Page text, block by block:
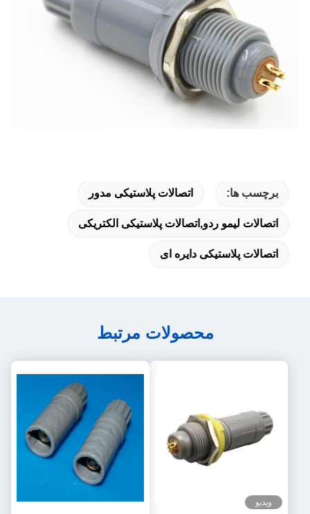
برچسب ها: اتصالات پلاستیکی مدور
اتصالات لیمو ردو,اتصالات پلاستیکی الکتریکی
اتصالات پلاستیکی دایره ای
محصولات مرتبط
ویدیو